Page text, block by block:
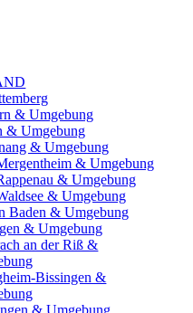
& Umgebung
& Umgebung
& Umgebung
& Umgebung
& Umgebung
& Umgebung
Baden & Umgebung
& Umgebung
an der Riß &
Bissingen &
& Umgebung